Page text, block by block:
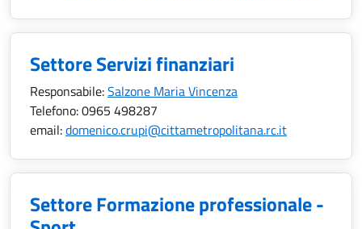
Settore Servizi finanziari
Responsabile:Salzone Maria Vincenza
Telefono:0965 498287
email:domenico.crupi@cittametropolitana.rc.it
Settore Formazione professionale -